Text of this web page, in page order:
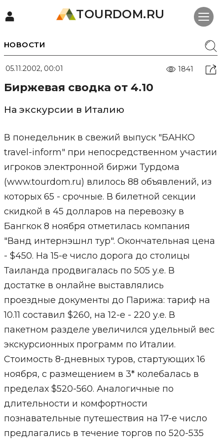
TOURDOM.RU
НОВОСТИ
05.11.2002, 00:01 1841
Биржевая сводка от 4.10
На экскурсии в Италию
В понедельник в свежий выпуск "БАНКО
travel-inform" при непосредственном участии
игроков электронной биржи Турдома
(www.tourdom.ru) влилось 88 объявлений, из
которых 65 - срочные. В билетной секции
скидкой в 45 долларов на перевозку в
Бангкок 8 ноября отметилась компания
"Ванд интернэшнл тур". Окончательная цена
- $450. На 15-е число дорога до столицы
Таиланда продвигалась по 505 у.е. В
достатке в онлайне выставлялись
проездные документы до Парижа: тариф на
10.11 составил $260, на 12-е - 220 у.е. В
пакетном разделе увеличился удельный вес
экскурсионных программ по Италии.
Стоимость 8-дневных туров, стартующих 16
ноября, с размещением в 3* колебалась в
пределах $520-560. Аналогичные по
длительности и комфортности
познавательные путешествия на 17-е число
предлагались в течение торгов по 520-535